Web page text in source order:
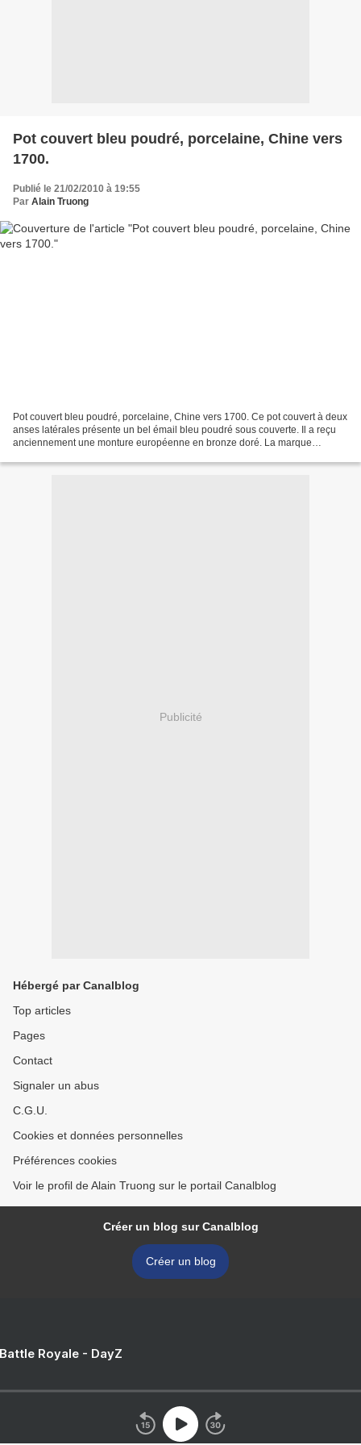
Pot couvert bleu poudré, porcelaine, Chine vers
1700.
Publié le 21/02/2010 à 19:55
Par Alain Truong
Pot couvert bleu poudré, porcelaine, Chine vers 1700. Ce pot couvert à deux
anses latérales présente un bel émail bleu poudré sous couverte. Il a reçu
anciennement une monture européenne en bronze doré. La marque
Publicité
Hébergé par Canalblog
Top articles
Pages
Contact
Signaler un abus
C.G.U.
Cookies et données personnelles
Préférences cookies
Voir le profil de Alain Truong sur le portail Canalblog
Créer un blog sur Canalblog
Créer un blog
Royale - DayZ